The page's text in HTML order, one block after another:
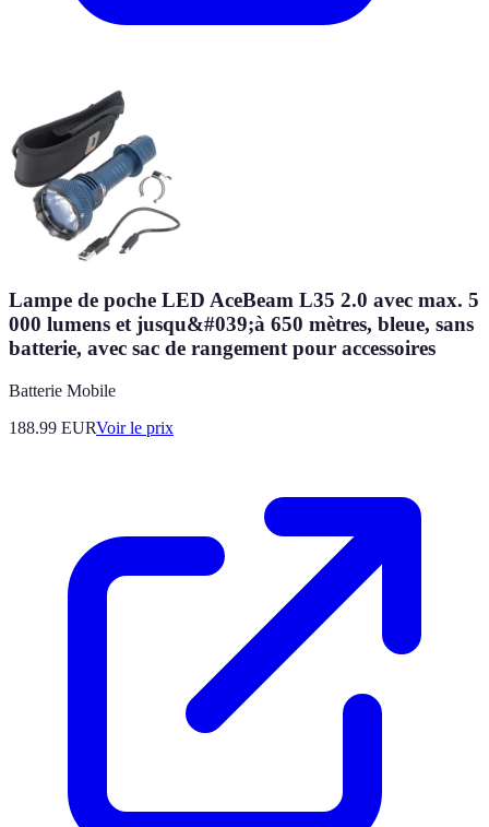
Lampe de poche LED AceBeam L35 2.0 avec max. 5
000 lumens et jusqu&#039;à 650 mètres, bleue, sans
batterie, avec sac de rangement pour accessoires
Batterie Mobile
188.99 EURVoir le prix